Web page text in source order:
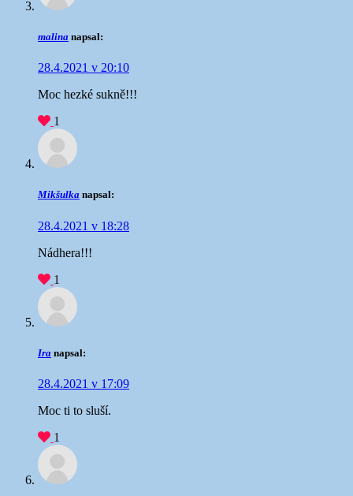
malina napsal:
28.4.2021 v 20:10
Moc hezké sukně!!!
1
Mikšulka napsal:
28.4.2021 v 18:28
Nádhera!!!
1
Ira napsal:
28.4.2021 v 17:09
Moc ti to sluší.
1